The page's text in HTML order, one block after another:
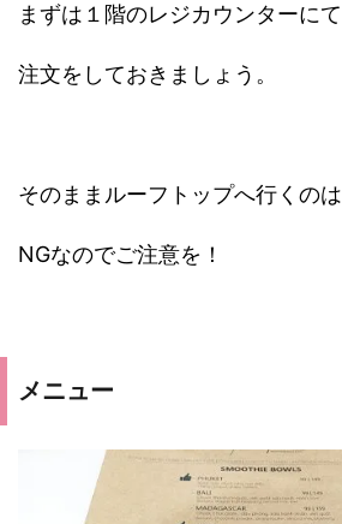
まずは１階のレジカウンターにて
注文をしておきましょう。
そのままルーフトップへ行くのは
NGなのでご注意を！
メニュー